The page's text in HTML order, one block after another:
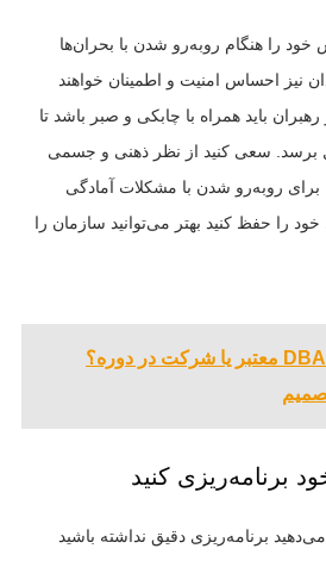
خود را هنگام روبه‌رو شدن با بحران‌ها
نیز احساس امنیت و اطمینان خواهند
باید همراه با چابکی و صبر باشد تا
برسد. سعی کنید از نظر ذهنی و جسمی
برای روبه‌رو شدن با مشکلات آمادگی
را حفظ کنید بهتر می‌توانید سازمان را
خرید مدرک DBA معتبر یا شرکت در دوره؟
برنامه‌ریزی کنید
برنامه‌ریزی دقیق نداشته باشید